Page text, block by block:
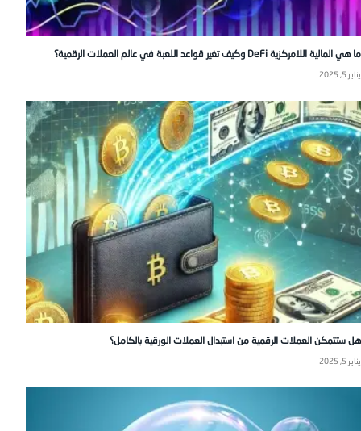
ما هي المالية اللامركزية DeFi وكيف تغير قواعد اللعبة في عالم العملات الرقمية؟
يناير 5, 2025
هل ستتمكن العملات الرقمية من استبدال العملات الورقية بالكامل؟
يناير 5, 2025